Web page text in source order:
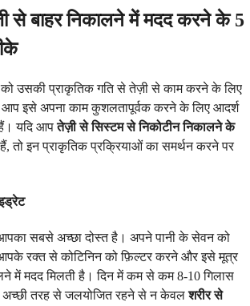
से बाहर निकालने में मदद करने के 5
उसकी प्राकृतिक गति से तेज़ी से काम करने के लिए
इसे अपना काम कुशलतापूर्वक करने के लिए आदर्श
हैं। यदि आपतेज़ी से सिस्टम से निकोटीन निकालने के
तो इन प्राकृतिक प्रक्रियाओं का समर्थन करने पर
आपका सबसे अच्छा दोस्त है। अपने पानी के सेवन को
रक्त से कोटिनिन को फ़िल्टर करने और इसे मूत्र
में मदद मिलती है। दिन में कम से कम 8-10 गिलास
अच्छी तरह से जलयोजित रहने से न केवलशरीर से